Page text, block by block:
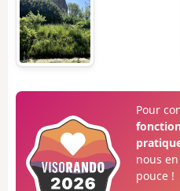
Pour
nous
pouce !